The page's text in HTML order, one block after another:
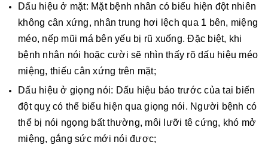
Dấu hiệu ở mặt: Mặt bệnh nhân có biểu hiện đột nhiên
không cân xứng, nhân trung hơi lệch qua 1 bên, miệng
méo, nếp mũi má bên yếu bị rũ xuống. Đặc biệt, khi
bệnh nhân nói hoặc cười sẽ nhìn thấy rõ dấu hiệu méo
miệng, thiếu cân xứng trên mặt;
Dấu hiệu ở giọng nói: Dấu hiệu báo trước của tai biến
đột quỵ có thể biểu hiện qua giọng nói. Người bệnh có
thể bị nói ngọng bất thường, môi lưỡi tê cứng, khó mở
miệng, gắng sức mới nói được;